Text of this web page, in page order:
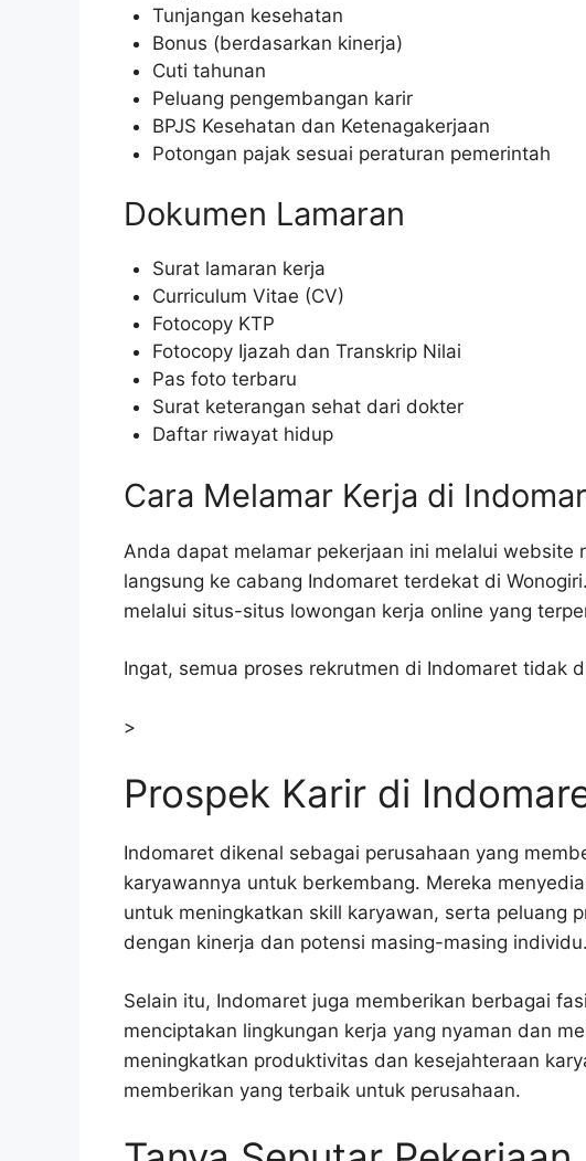
Tunjangan kesehatan
Bonus (berdasarkan kinerja)
Cuti tahunan
Peluang pengembangan karir
BPJS Kesehatan dan Ketenagakerjaan
Potongan pajak sesuai peraturan pemerintah
Dokumen Lamaran
Surat lamaran kerja
Curriculum Vitae (CV)
Fotocopy KTP
Fotocopy Ijazah dan Transkrip Nilai
Pas foto terbaru
Surat keterangan sehat dari dokter
Daftar riwayat hidup
Cara Melamar Kerja di
Anda dapat melamar pekerjaan ini melalui website
langsung ke cabang Indomaret terdekat di
melalui situs-situs lowongan kerja online yang
Ingat, semua proses rekrutmen di Indomaret tidak
>
Prospek Karir di
Indomaret dikenal sebagai perusahaan yang
karyawannya untuk berkembang. Mereka
untuk meningkatkan skill karyawan, serta peluang
dengan kinerja dan potensi masing-masing individu.
Selain itu, Indomaret juga memberikan berbagai
menciptakan lingkungan kerja yang nyaman dan
meningkatkan produktivitas dan kesejahteraan
memberikan yang terbaik untuk perusahaan.